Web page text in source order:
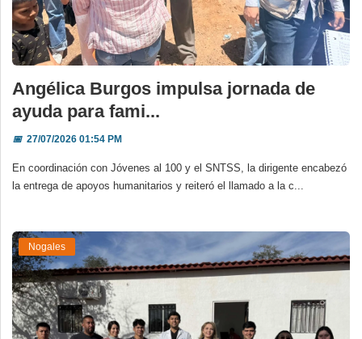
Angélica Burgos impulsa jornada de
ayuda para fami...
📅27/07/2026 01:54 PM
En coordinación con Jóvenes al 100 y el SNTSS, la dirigente encabezó
la entrega de apoyos humanitarios y reiteró el llamado a la c...
Nogales